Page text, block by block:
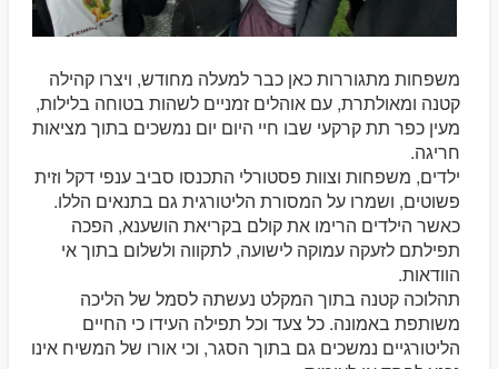
משפחות מתגוררות כאן כבר למעלה מחודש, ויצרו קהילה
קטנה ומאולתרת, עם אוהלים זמניים לשהות בטוחה בלילות,
מעין כפר תת קרקעי שבו חיי היום יום נמשכים בתוך מציאות
חריגה.
ילדים, משפחות וצוות פסטורלי התכנסו סביב ענפי דקל וזית
פשוטים, ושמרו על המסורת הליטורגית גם בתנאים הללו.
כאשר הילדים הרימו את קולם בקריאת הושענא, הפכה
תפילתם לזעקה עמוקה לישועה, לתקווה ולשלום בתוך אי
הוודאות.
תהלוכה קטנה בתוך המקלט נעשתה לסמל של הליכה
משותפת באמונה. כל צעד וכל תפילה העידו כי החיים
הליטורגיים נמשכים גם בתוך הסגר, וכי אורו של המשיח אינו